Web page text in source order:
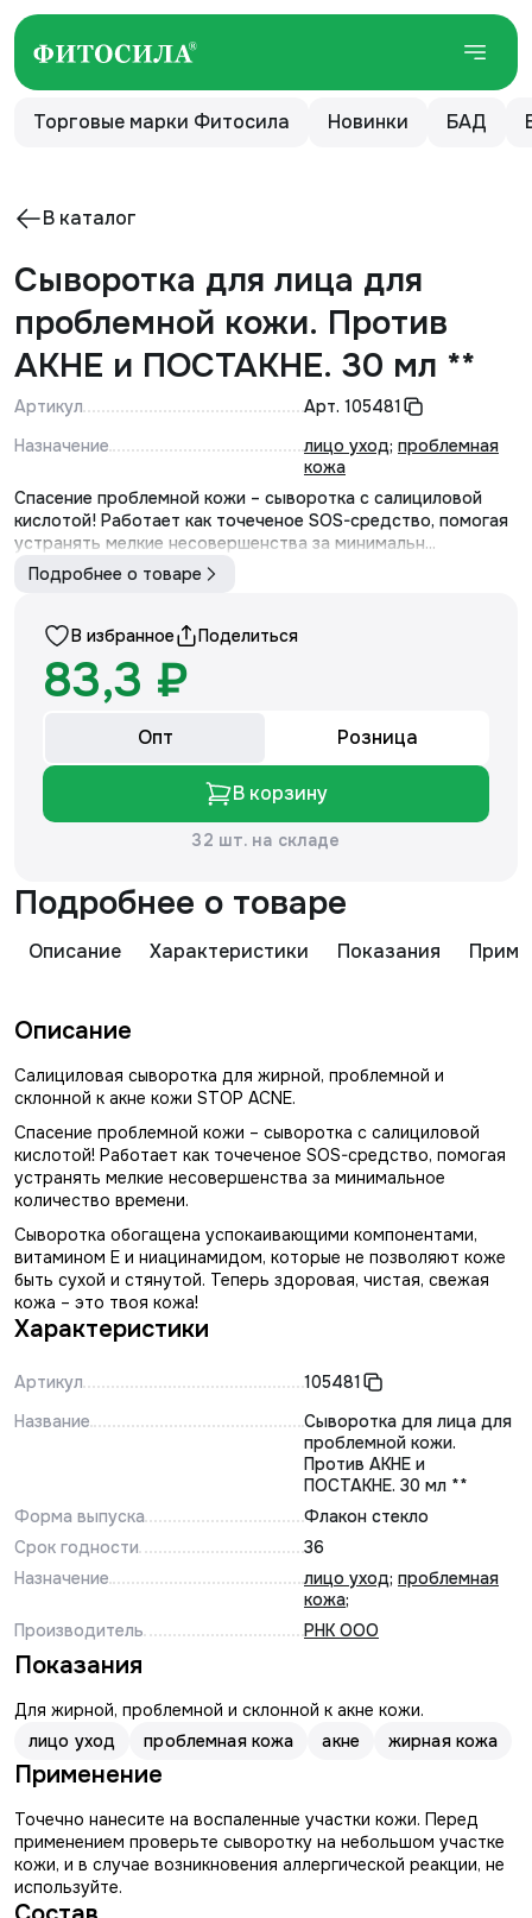
Торговые марки Фитосила Новинки БАД
В каталог
Сыворотка для лица для
проблемной кожи. Против
АКНЕ и ПОСТАКНЕ. 30 мл **
Артикул Арт. 105481
Назначение
лицо уход; проблемная
кожа
Спасение проблемной кожи – сыворотка с салициловой
кислотой! Работает как точеченое SOS-средство, помогая
устранять мелкие несовершенства за минимальн...
Подробнее о товаре
В избранное Поделиться
83,3 ₽
Опт Розница
В корзину
32 шт. на складе
Подробнее о товаре
Описание Характеристики Показания
Описание
Салициловая сыворотка для жирной, проблемной и
склонной к акне кожи STOP AСNE.
Спасение проблемной кожи – сыворотка с салициловой
кислотой! Работает как точеченое SOS-средство, помогая
устранять мелкие несовершенства за минимальное
количество времени.
Сыворотка обогащена успокаивающими компонентами,
витамином Е и ниацинамидом, которые не позволяют коже
быть сухой и стянутой. Теперь здоровая, чистая, свежая
кожа – это твоя кожа!
Характеристики
Артикул
105481
Название
Сыворотка для лица для
проблемной кожи.
Против АКНЕ и
ПОСТАКНЕ. 30 мл **
Форма выпуска
Флакон стекло
Срок годности
36
Назначение
лицо уход; проблемная
кожа;
Производитель
РНК ООО
Показания
Для жирной, проблемной и склонной к акне кожи.
лицо уход
проблемная кожа акне жирная кожа
Применение
Точечно нанесите на воспаленные участки кожи. Перед
применением проверьте сыворотку на небольшом участке
кожи, и в случае возникновения аллергической реакции, не
используйте.